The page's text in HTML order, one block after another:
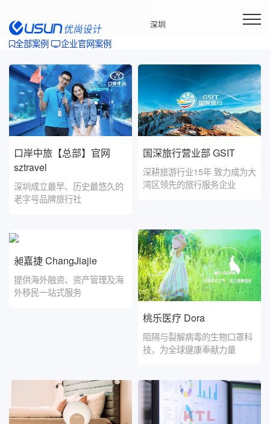
深圳
品牌网站建设与网络营销方案服务商
首页 品牌案例 企业官网案例
全部案例 企业官网案例
口岸中旅【总部】官网
sztravel
深圳成立最早、历史最悠久的
老字号品牌旅行社
国深旅行营业部 GSIT
深耕旅游行业15年 致力成为大
湾区领先的旅行服务企业
昶嘉捷 ChangJiajie
提供海外融资、资产管理及海
外移民一站式服务
桃乐医疗 Dora
阻隔与裂解病毒的生物口罩科
技，为全球健康奉献力量